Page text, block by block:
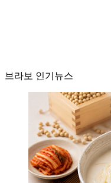
브라보 인기뉴스